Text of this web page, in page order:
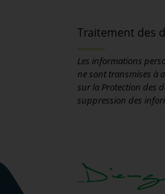
Traitement des
Les informations
ne sont transmises à
sur la Protection des
suppression des